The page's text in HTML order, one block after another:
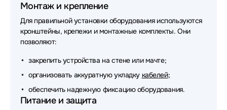
Аксессуары для сетевого оборудования
Greenconnect
Аксессуары для сетевого оборудования Zyxel
Аксессуары для сетевого оборудования PowerTone
Аксессуары для сетевого оборудования Nvidia
Аксессуары для сетевого оборудования Savant
Монтаж и крепление
Для правильной установки оборудования используются
кронштейны, крепежи и монтажные комплекты. Они
позволяют:
закрепить устройства на стене или мачте;
организовать аккуратную укладку кабелей;
обеспечить надежную фиксацию оборудования.
Питание и защита